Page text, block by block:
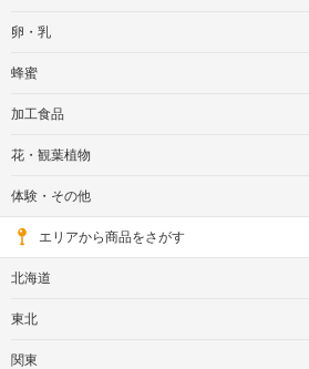
卵・乳
蜂蜜
加工食品
花・観葉植物
体験・その他
エリアから商品をさがす
北海道
東北
関東